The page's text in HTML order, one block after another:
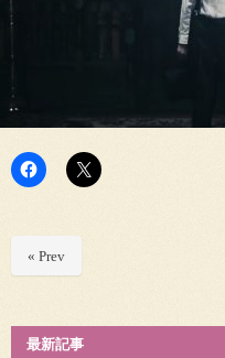
« Prev
最新記事